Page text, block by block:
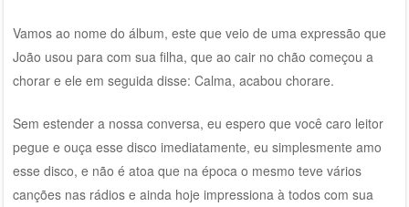
Vamos ao nome do álbum, este que veio de uma expressão que
João usou para com sua filha, que ao cair no chão começou a
chorar e ele em seguida disse: Calma, acabou chorare.
Sem estender a nossa conversa, eu espero que você caro leitor
pegue e ouça esse disco imediatamente, eu simplesmente amo
esse disco, e não é atoa que na época o mesmo teve vários
canções nas rádios e ainda hoje impressiona à todos com sua